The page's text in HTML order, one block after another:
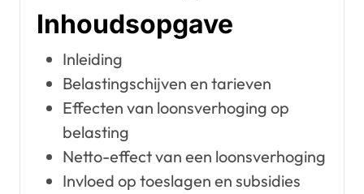
Inhoudsopgave
Inleiding
Belastingschijven en tarieven
Effecten van loonsverhoging op
belasting
Netto-effect van een loonsverhoging
Invloed op toeslagen en subsidies